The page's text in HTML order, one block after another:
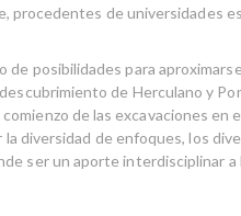
procedentes de universidades
posibilidades para
de Herculano y
de las excavaciones en
diversidad de enfoques, los
ser un aporte interdisciplinar a